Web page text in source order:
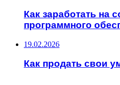
Как заработать на
программного
19.02.2026
Как продать свои